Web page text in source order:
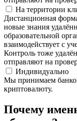
На территории
Дистанционная
новые знания
образовательной
взаимодействует с
Контроль тоже
отправляют на
Индивидуально
Мы принимаем
криптовалюту.
Почему